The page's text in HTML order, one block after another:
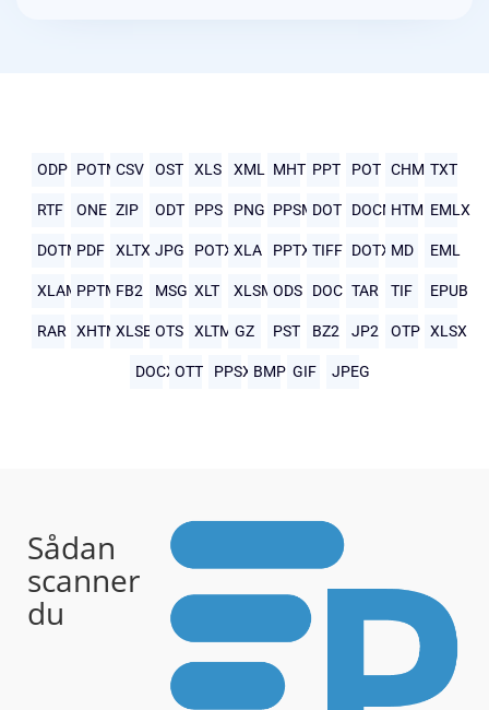
ODP POTMCSV OST XLS XML MHTMLPPT POT CHM TXT
RTF ONE ZIP ODT PPS PNG PPSMDOT DOCMHTMLEMLX
DOTMPDF XLTX JPG POTXXLA PPTX TIFF DOTX MD EML
XLAMPPTMFB2 MSG XLT XLSMODS DOC TAR TIF EPUB
RAR XHTMLXLSB OTS XLTM GZ PST BZ2 JP2 OTP XLSX
DOCXOTT PPSX BMP GIF JPEG
Sådan
scanner
du